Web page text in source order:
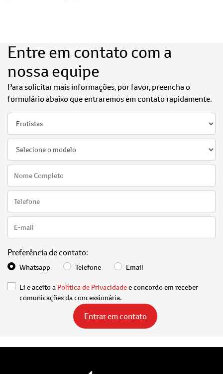
Entre em contato com a
nossa equipe
Para solicitar mais informações, por favor, preencha o
formulário abaixo que entraremos em contato rapidamente.
Preferência de contato:
Whatsapp Telefone Email
Li e aceito a Política de Privacidadee concordo em receber
comunicações da concessionária.
Entrar em contato